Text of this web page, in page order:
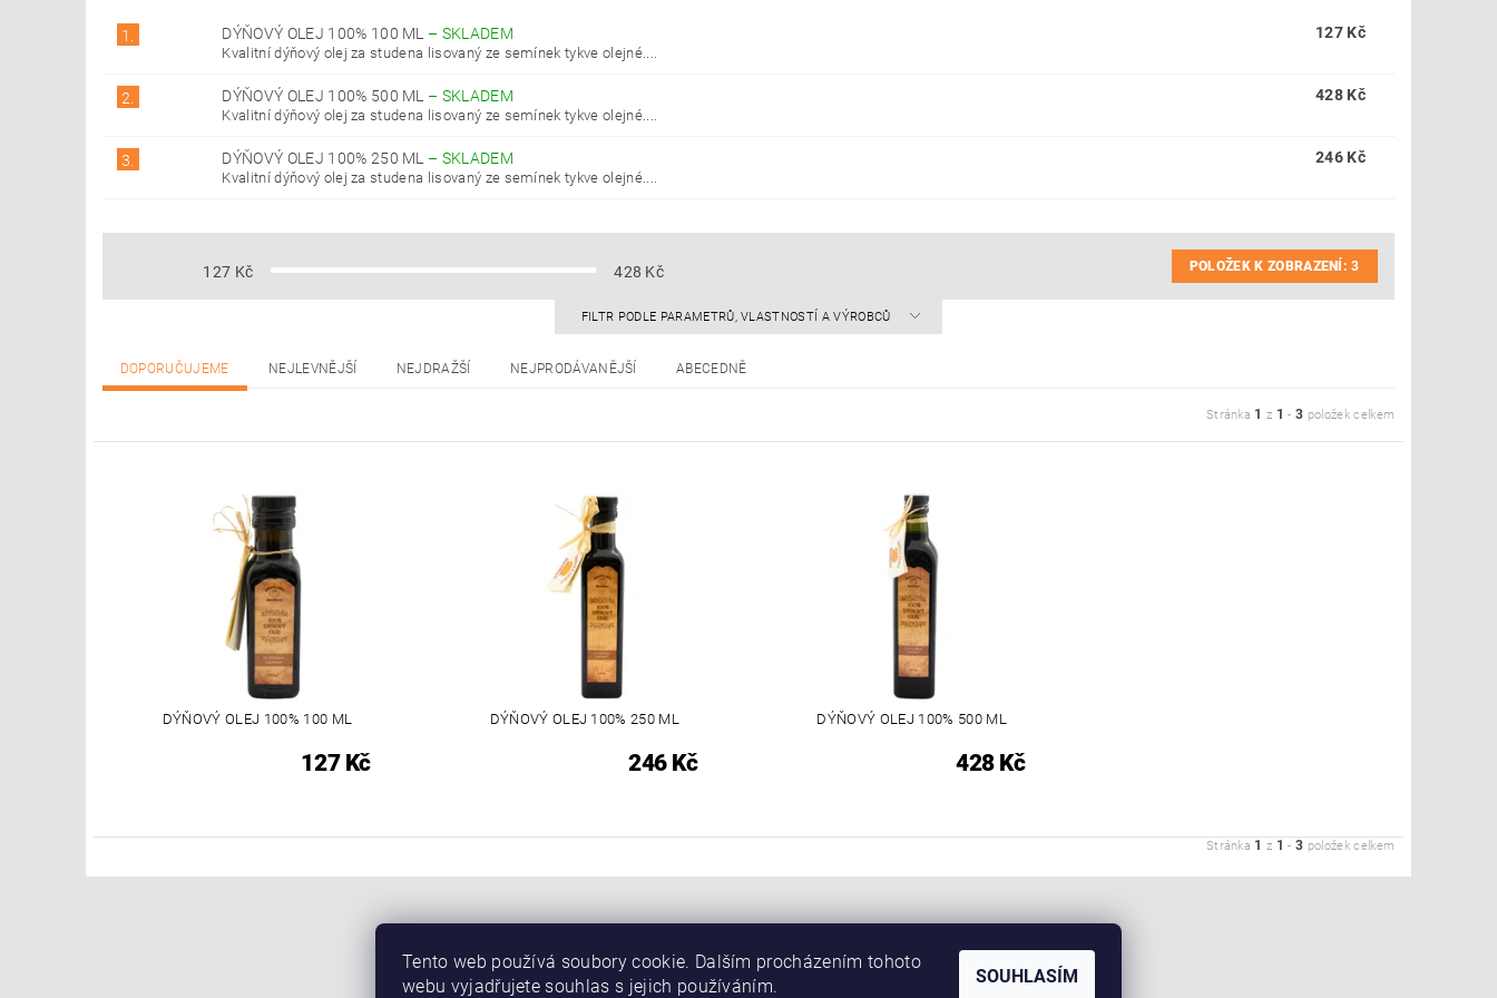
1. DÝŇOVÝ OLEJ 100% 100 ML – SKLADEM
Kvalitní dýňový olej za studena lisovaný ze semínek tykve olejné....
127 Kč
2. DÝŇOVÝ OLEJ 100% 500 ML – SKLADEM
Kvalitní dýňový olej za studena lisovaný ze semínek tykve olejné....
428 Kč
3. DÝŇOVÝ OLEJ 100% 250 ML – SKLADEM
Kvalitní dýňový olej za studena lisovaný ze semínek tykve olejné....
246 Kč
127 Kč 428 Kč POLOŽEK K ZOBRAZENÍ:3
FILTR PODLE PARAMETRŮ, VLASTNOSTÍ A VÝROBCŮ
DOPORUČUJEME NEJLEVNĚJŠÍ NEJDRAŽŠÍ NEJPRODÁVANĚJŠÍ ABECEDNĚ
Stránka 1 z 1 -3 položek celkem
DÝŇOVÝ OLEJ 100% 100 ML
127 Kč
DÝŇOVÝ OLEJ 100% 250 ML
246 Kč
DÝŇOVÝ OLEJ 100% 500 ML
428 Kč
Stránka 1 z 1 -3 položek celkem
Náš web
Tento web používá soubory cookie. Dalším procházením tohoto
webu vyjadřujete souhlas s jejich používáním.
SOUHLASÍM